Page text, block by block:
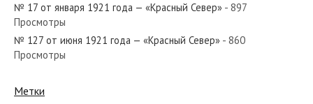
№ 58 от марта 1940 года —
№ 17 от января 1921 года — «Красный Север» - 897
Просмотры
№ 127 от июня 1921 года — «Красный Север» - 860
Просмотры
Метки